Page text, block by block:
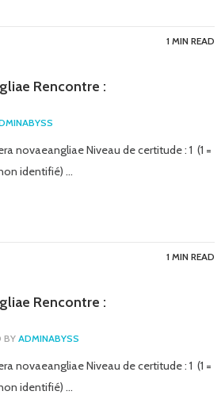
1 MIN READ
Rencontre :
novaeangliae Niveau de certitude : 1 (1 =
identifié) …
1 MIN READ
Rencontre :
BY ADMINABYSS
novaeangliae Niveau de certitude : 1 (1 =
identifié) …